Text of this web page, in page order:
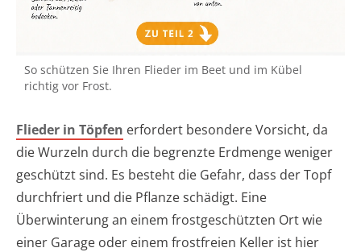
So schützen Sie Ihren Flieder im Beet und im Kübel
richtig vor Frost.
Flieder in Töpfen erfordert besondere Vorsicht, da
die Wurzeln durch die begrenzte Erdmenge weniger
geschützt sind. Es besteht die Gefahr, dass der Topf
durchfriert und die Pflanze schädigt. Eine
Überwinterung an einem frostgeschützten Ort wie
einer Garage oder einem frostfreien Keller ist hier